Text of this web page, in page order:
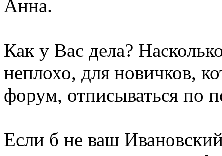
Анна.
Как у Вас дела?
неплохо, для новичков,
форум, отписываться по
Если б не ваш